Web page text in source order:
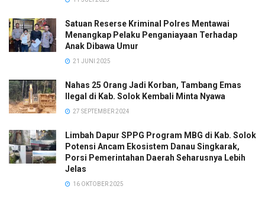
Satuan Reserse Kriminal Polres Mentawai
Menangkap Pelaku Penganiayaan Terhadap
Anak Dibawa Umur
21 JUNI 2025
Nahas 25 Orang Jadi Korban, Tambang Emas
Ilegal di Kab. Solok Kembali Minta Nyawa
27 SEPTEMBER 2024
Limbah Dapur SPPG Program MBG di Kab. Solok
Potensi Ancam Ekosistem Danau Singkarak,
Porsi Pemerintahan Daerah Seharusnya Lebih
Jelas
16 OKTOBER 2025